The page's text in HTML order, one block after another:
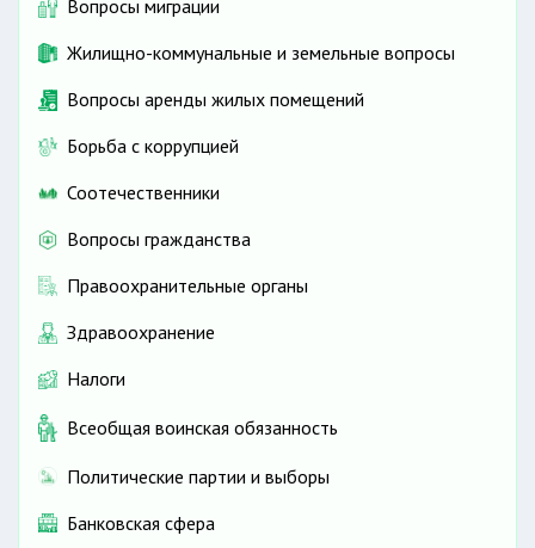
Вопросы миграции
Жилищно-коммунальные и земельные вопросы
Вопросы аренды жилых помещений
Борьба с коррупцией
Соотечественники
Вопросы гражданства
Правоохранительные органы
Здравоохранение
Налоги
Всеобщая воинская обязанность
Политические партии и выборы
Банковская сфера